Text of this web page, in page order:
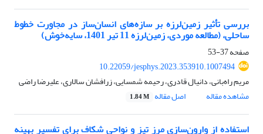
بررسی تأثیر زمین‌لرزه بر سازه‌های انسان‌ساز در مجاورت خطوط
ساحلی، (مطالعه موردی، زمین‌لرزه 11 تیر 1401، سایه‌خوش)
صفحه37-53
10.22059/jesphys.2023.353910.1007494
مریم راه‌بانی، دانیال قادری، رحیمه شمسایی، زرافشان سالاری، علیرضا راضی
مشاهده مقاله
اصل مقاله 1.84 M
استفاده از وارون‌سازی مرز تیز و نواحی شکاف برای تفسیر بهینه